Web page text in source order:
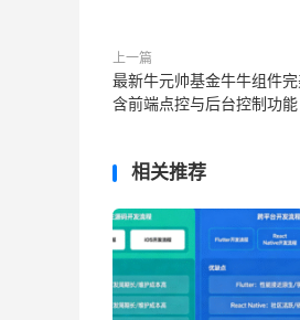
上一篇
最新牛元帅基金牛牛组件
含前端点控与后台控制功能
相关推荐